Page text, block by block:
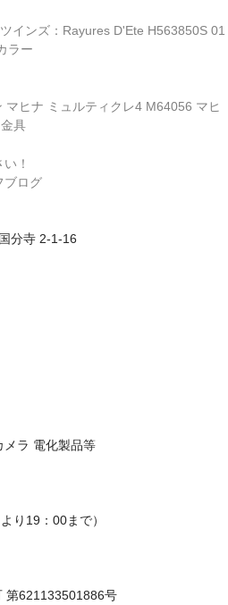
インズ：Rayures D'Ete H563850S 01
ラー
ヒナ ミュルティクレ4 M64056 マヒ
具
分寺 2-1-16
メラ 電化製品等
り19：00まで）
621133501886号